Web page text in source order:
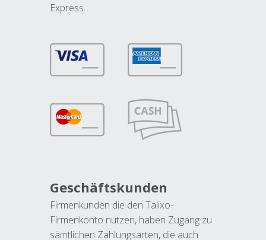
Express.
Geschäftskunden
Firmenkunden die den Talixo-
Firmenkonto nutzen, haben Zugang zu
sämtlichen Zahlungsarten, die auch